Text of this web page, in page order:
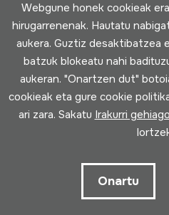
Google Maps-en ikusi
FacebookYoutubeIssuu
Webgune honek cookieak
hirugarrenenak. Hautatu
aukera. Guztiz desaktibatzea
batzuk blokeatu nahi
aukeran. "Onartzen dut"
cookieak eta gure cookie
ari zara. Sakatu Irakurri gehiago
Onartu